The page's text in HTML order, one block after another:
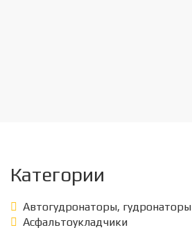
Категории
Автогудронаторы, гудронаторы
Асфальтоукладчики